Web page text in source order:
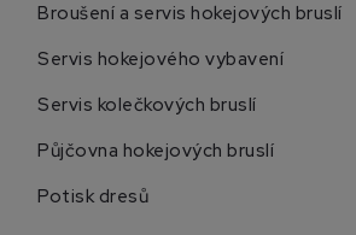
Broušení a servis hokejových bruslí
Servis hokejového vybavení
Servis kolečkových bruslí
Půjčovna hokejových bruslí
Potisk dresů